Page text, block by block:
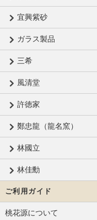
宜興紫砂
ガラス製品
三希
風清堂
許徳家
鄭忠龍（龍名窯）
林國立
林佳勳
ご利用ガイド
桃花源について